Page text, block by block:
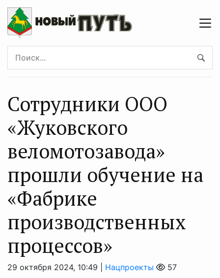
Сотрудники ООО
«Жуковского
веломотозавода»
прошли обучение на
«Фабрике
производственных
процессов»
29 октября 2024, 10:49 | Нацпроекты 57